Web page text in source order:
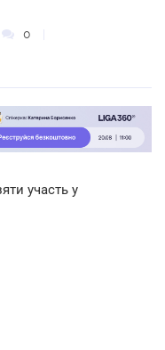
0
участь у